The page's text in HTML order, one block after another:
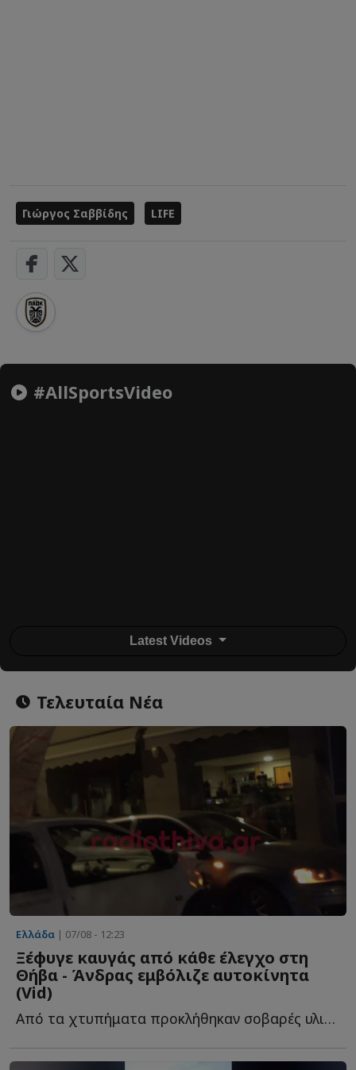
Γιώργος Σαββίδης LIFE
#AllSportsVideo
Latest Videos
Τελευταία Νέα
Ελλάδα | 07/08 - 12:23
Ξέφυγε καυγάς από κάθε έλεγχο στη
Θήβα - Άνδρας εμβόλιζε αυτοκίνητα
(Vid)
Από τα χτυπήματα προκλήθηκαν σοβαρές υλικές ζημιές σ...